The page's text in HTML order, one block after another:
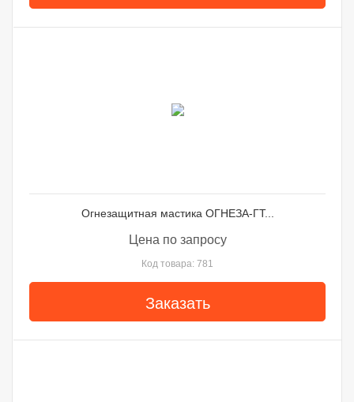
Огнезащитная мастика ОГНЕЗА-ГТ...
Цена по запросу
Код товара: 781
Заказать